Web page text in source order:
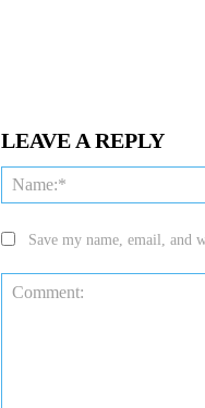
LEAVE A REPLY
Save my name, email, and